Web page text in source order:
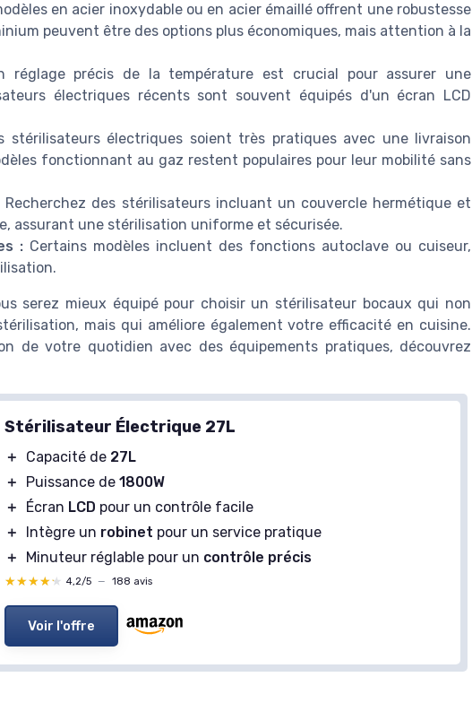
en acier inoxydable ou en acier émaillé offrent une robustesse
peuvent être des options plus économiques, mais attention à la
réglage précis de la température est crucial pour assurer une
électriques récents sont souvent équipés d'un écran LCD
électriques soient très pratiques avec une livraison
fonctionnant au gaz restent populaires pour leur mobilité sans
Recherchez des stérilisateurs incluant un couvercle hermétique et
assurant une stérilisation uniforme et sécurisée.
: Certains modèles incluent des fonctions autoclave ou cuiseur,
serez mieux équipé pour choisir un stérilisateur bocaux qui non
mais qui améliore également votre efficacité en cuisine.
de votre quotidien avec des équipements pratiques, découvrez
Stérilisateur Électrique 27L
＋ Capacité de 27L
＋
Puissance de1800W
＋
Écran LCD pour un contrôle facile
＋
Intègre un robinet pour un service pratique
＋
Minuteur réglable pour un contrôle précis
★★★★★
★★★★★ 4,2/5 — 188 avis
Voir l'offre